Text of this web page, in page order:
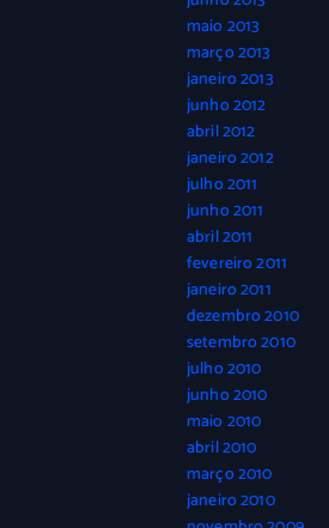
maio 2013
março 2013
janeiro 2013
junho 2012
abril 2012
janeiro 2012
julho 2011
junho 2011
abril 2011
fevereiro 2011
janeiro 2011
dezembro 2010
setembro 2010
julho 2010
junho 2010
maio 2010
abril 2010
março 2010
janeiro 2010